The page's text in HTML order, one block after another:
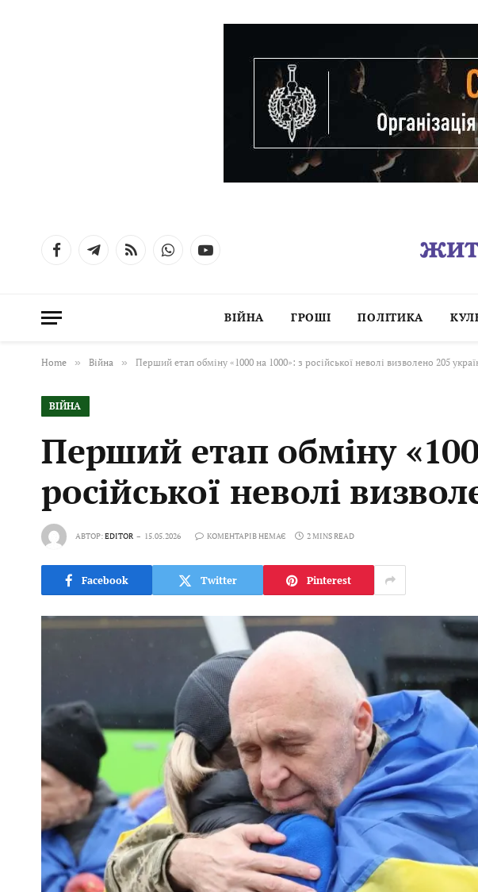
FacebookTelegramRSS WhatsAppYouTube
ВІЙНА ГРОШІ ПОЛІТИКА
Home » Війна » Перший етап обміну «1000 на 1000»: з російської неволі визволено 205
ВІЙНА
Перший етап обміну
російської неволі
АВТОР:EDITOR 15.05.2026 КОМЕНТАРІВ НЕМАЄ 2 MINS READ
Facebook Twitter Pinterest